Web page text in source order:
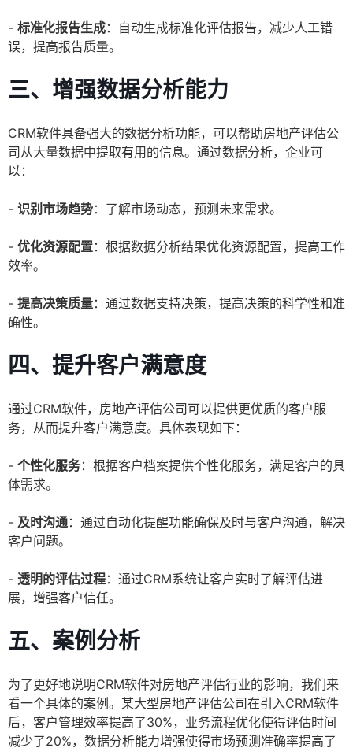
- 标准化报告生成：自动生成标准化评估报告，减少人工错
误，提高报告质量。
三、增强数据分析能力
CRM软件具备强大的数据分析功能，可以帮助房地产评估公
司从大量数据中提取有用的信息。通过数据分析，企业可
以：
- 识别市场趋势：了解市场动态，预测未来需求。
- 优化资源配置：根据数据分析结果优化资源配置，提高工作
效率。
- 提高决策质量：通过数据支持决策，提高决策的科学性和准
确性。
四、提升客户满意度
通过CRM软件，房地产评估公司可以提供更优质的客户服
务，从而提升客户满意度。具体表现如下：
- 个性化服务：根据客户档案提供个性化服务，满足客户的具
体需求。
- 及时沟通：通过自动化提醒功能确保及时与客户沟通，解决
客户问题。
- 透明的评估过程：通过CRM系统让客户实时了解评估进
展，增强客户信任。
五、案例分析
为了更好地说明CRM软件对房地产评估行业的影响，我们来
看一个具体的案例。某大型房地产评估公司在引入CRM软件
后，客户管理效率提高了30%，业务流程优化使得评估时间
减少了20%，数据分析能力增强使得市场预测准确率提高了